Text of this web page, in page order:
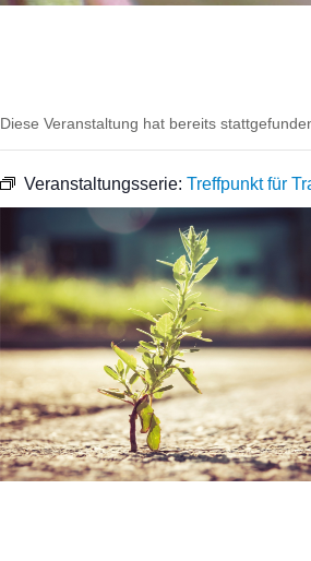
Diese Veranstaltung hat bereits
Veranstaltungsserie: Treffpunkt für